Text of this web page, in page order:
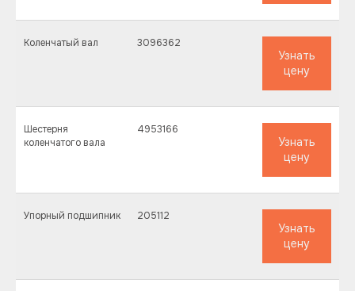
Коленчатый вал 3096362
Узнать
цену
Шестерня
коленчатого вала
4953166
Узнать
цену
Упорный подшипник 205112
Узнать
цену